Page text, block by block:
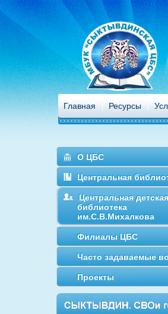
Главная Ресурсы
О ЦБС
Центральная
Центральная детская
библиотека
им.С.В.Михалкова
Филиалы ЦБС
Часто задаваемые
Проекты
Вишневый сад
Иван Гончаров
Обломов